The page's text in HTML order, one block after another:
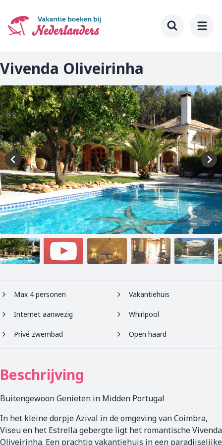
naar
hoofdinhoud
Vivenda Oliveirinha
Max 4 personen Vakantiehuis
Internet aanwezig Whirlpool
Privé zwembad Open haard
Beschrijving
Buitengewoon Genieten in Midden Portugal
In het kleine dorpje Azival in de omgeving van Coimbra,
Viseu en het Estrella gebergte ligt het romantische Vivenda
Oliveirinha. Een prachtig vakantiehuis in een paradijselijke